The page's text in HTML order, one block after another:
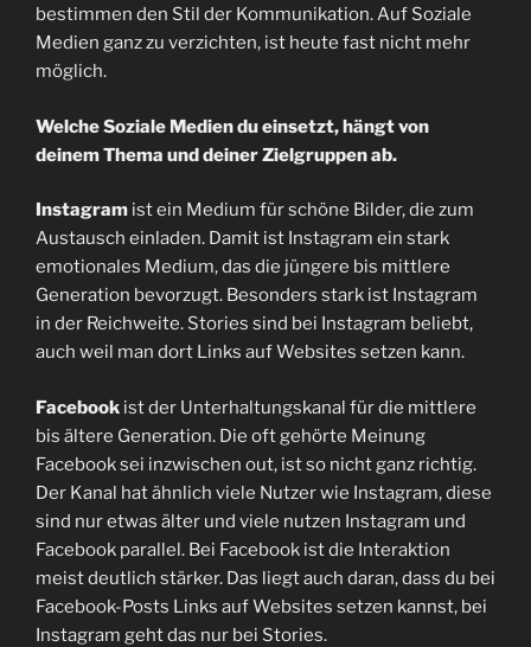
bestimmen den Stil der Kommunikation. Auf Soziale
Medien ganz zu verzichten, ist heute fast nicht mehr
möglich.
Welche Soziale Medien du einsetzt, hängt von
deinem Thema und deiner Zielgruppen ab.
Instagram ist ein Medium für schöne Bilder, die zum
Austausch einladen. Damit ist Instagram ein stark
emotionales Medium, das die jüngere bis mittlere
Generation bevorzugt. Besonders stark ist Instagram
in der Reichweite. Stories sind bei Instagram beliebt,
auch weil man dort Links auf Websites setzen kann.
Facebook ist der Unterhaltungskanal für die mittlere
bis ältere Generation. Die oft gehörte Meinung
Facebook sei inzwischen out, ist so nicht ganz richtig.
Der Kanal hat ähnlich viele Nutzer wie Instagram, diese
sind nur etwas älter und viele nutzen Instagram und
Facebook parallel. Bei Facebook ist die Interaktion
meist deutlich stärker. Das liegt auch daran, dass du bei
Facebook-Posts Links auf Websites setzen kannst, bei
Instagram geht das nur bei Stories.